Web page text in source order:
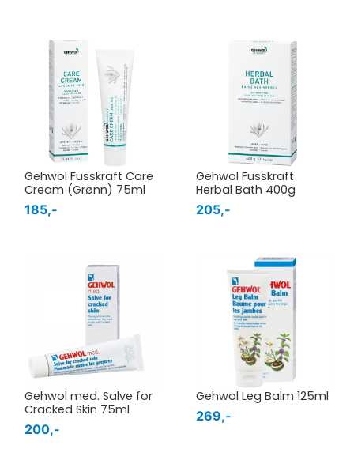
Gehwol Fusskraft Care
Cream (Grønn) 75ml
185,-
Gehwol Fusskraft
Herbal Bath 400g
205,-
Gehwol med. Salve for
Cracked Skin 75ml
200,-
Gehwol Leg Balm 125ml
269,-